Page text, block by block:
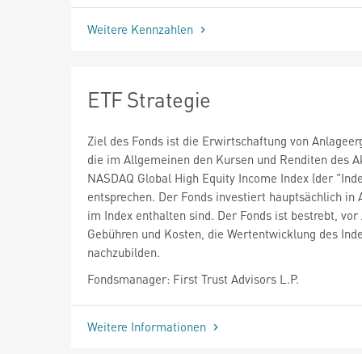
Weitere Kennzahlen
ETF Strategie
Ziel des Fonds ist die Erwirtschaftung von
die im Allgemeinen den Kursen und Renditen des
NASDAQ Global High Equity Income Index (der
entsprechen. Der Fonds investiert hauptsächlich in
im Index enthalten sind. Der Fonds ist bestrebt, vor
Gebühren und Kosten, die Wertentwicklung des
nachzubilden.
Fondsmanager: First Trust Advisors L.P.
Weitere Informationen